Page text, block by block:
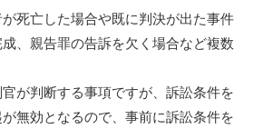
死亡した場合や既に判決が出た事件
、親告罪の告訴を欠く場合など複数
が判断する事項ですが、訴訟条件を
無効となるので、事前に訴訟条件を